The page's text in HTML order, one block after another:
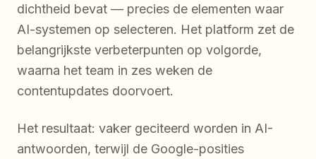
dichtheid bevat — precies de elementen waar
AI-systemen op selecteren. Het platform zet de
belangrijkste verbeterpunten op volgorde,
waarna het team in zes weken de
contentupdates doorvoert.
Het resultaat: vaker geciteerd worden in AI-
antwoorden, terwijl de Google-posities